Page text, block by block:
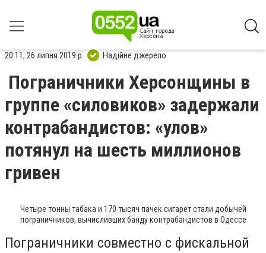
20:11, 26 липня 2019 р. Надійне джерело
Пограничники Херсонщины в
группе «силовиков» задержали
контрабандистов: «улов»
потянул на шесть миллионов
гривен
Четыре тонны табака и 170 тысяч пачек сигарет стали добычей
пограничников, вычисливших банду контрабандистов в Одессе
Пограничники совместно с фискальной